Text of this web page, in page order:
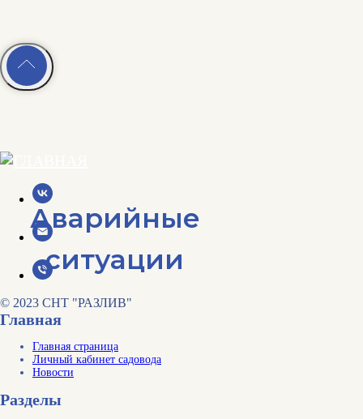
Аварийные
ситуации
© 2023 СНТ "РАЗЛИВ"
Главная
Главная страница
Личный кабинет садовода
Новости
Разделы